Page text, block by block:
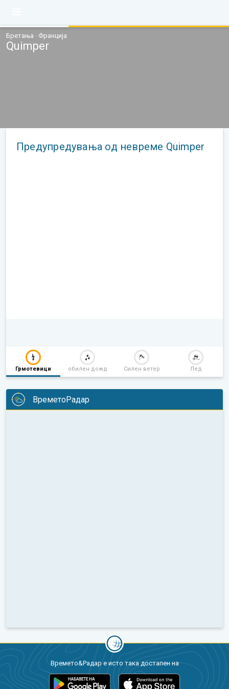
Бретања · Франција
Quimper
Предупредувања од невреме Quimper
Грмотевици обилен дожд Силен ветер Лед
ВреметоРадар
Времето&Радар е исто така достапен на